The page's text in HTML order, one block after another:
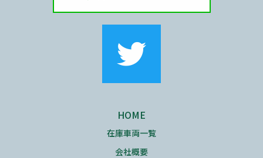
HOME
在庫車両一覧
会社概要